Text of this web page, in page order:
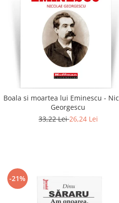
Boala si moartea lui Eminescu -
Georgescu
33,22 Lei26,24 Lei
-21%